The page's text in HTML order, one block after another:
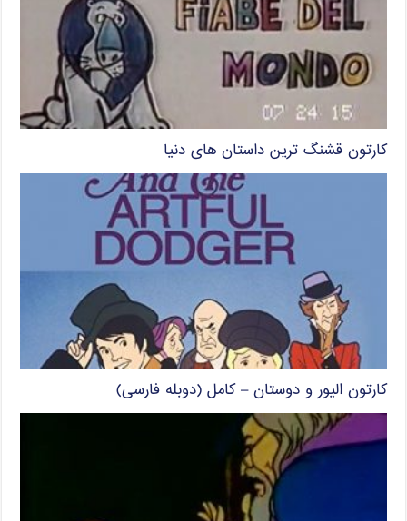
کارتون قشنگ ترین داستان های دنیا
کارتون الیور و دوستان – کامل (دوبله فارسی)